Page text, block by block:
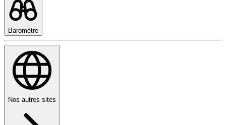
Baromètre
Nos autres sites